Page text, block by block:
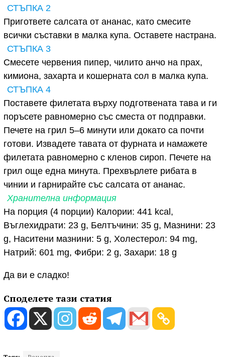
СТЪПКА 2
Пригответе салсата от ананас, като смесите
всички съставки в малка купа. Оставете настрана.
СТЪПКА 3
Смесете червения пипер, чилито анчо на прах,
кимиона, захарта и кошерната сол в малка купа.
СТЪПКА 4
Поставете филетата върху подготвената тава и ги
поръсете равномерно със сместа от подправки.
Печете на грил 5–6 минути или докато са почти
готови. Извадете тавата от фурната и намажете
филетата равномерно с кленов сироп. Печете на
грил още една минута. Прехвърлете рибата в
чинии и гарнирайте със салсата от ананас.
Хранителна информация
На порция (4 порции) Калории: 441 kcal,
Въглехидрати: 23 g, Белтъчини: 35 g, Мазнини: 23
g, Наситени мазнини: 5 g, Холестерол: 94 mg,
Натрий: 601 mg, Фибри: 2 g, Захари: 18 g
Да ви е сладко!
Споделете тази статия